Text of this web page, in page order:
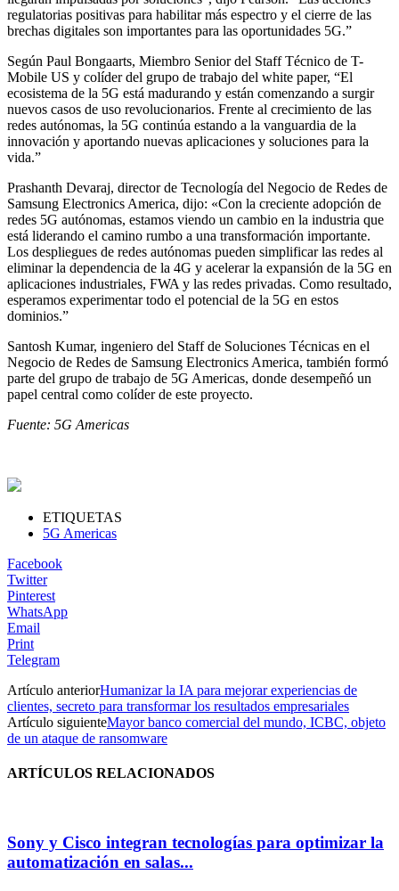
regulatorias positivas para habilitar más espectro y el cierre de las
brechas digitales son importantes para las oportunidades 5G.”
Según Paul Bongaarts, Miembro Senior del Staff Técnico de T-
Mobile US y colíder del grupo de trabajo del white paper, “El
ecosistema de la 5G está madurando y están comenzando a surgir
nuevos casos de uso revolucionarios. Frente al crecimiento de las
redes autónomas, la 5G continúa estando a la vanguardia de la
innovación y aportando nuevas aplicaciones y soluciones para la
vida.”
Prashanth Devaraj, director de Tecnología del Negocio de Redes de
Samsung Electronics America, dijo: «Con la creciente adopción de
redes 5G autónomas, estamos viendo un cambio en la industria que
está liderando el camino rumbo a una transformación importante.
Los despliegues de redes autónomas pueden simplificar las redes al
eliminar la dependencia de la 4G y acelerar la expansión de la 5G en
aplicaciones industriales, FWA y las redes privadas. Como resultado,
esperamos experimentar todo el potencial de la 5G en estos
dominios.”
Santosh Kumar, ingeniero del Staff de Soluciones Técnicas en el
Negocio de Redes de Samsung Electronics America, también formó
parte del grupo de trabajo de 5G Americas, donde desempeñó un
papel central como colíder de este proyecto.
Fuente: 5G Americas
ETIQUETAS
5G Americas
Facebook
Twitter
Pinterest
WhatsApp
Email
Print
Telegram
Artículo anteriorHumanizar la IA para mejorar experiencias de
clientes, secreto para transformar los resultados empresariales
Artículo siguienteMayor banco comercial del mundo, ICBC, objeto
de un ataque de ransomware
ARTÍCULOS RELACIONADOS
Sony y Cisco integran tecnologías para optimizar la
automatización en salas...